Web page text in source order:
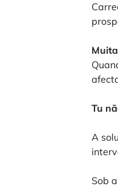
Tu
A
Sob